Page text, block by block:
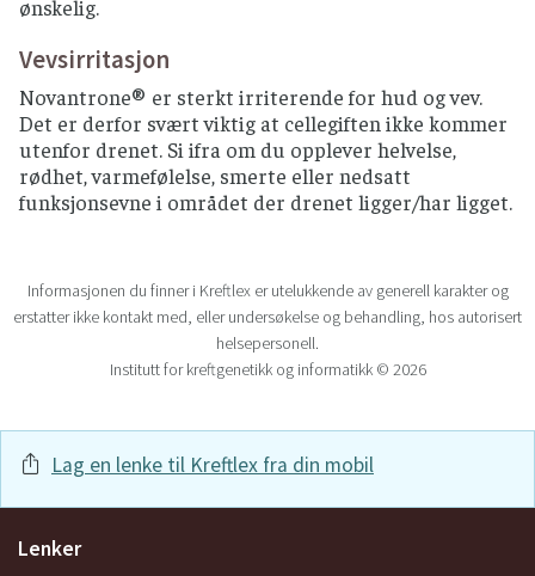
ønskelig.
Vevsirritasjon
Novantrone® er sterkt irriterende for hud og vev.
Det er derfor svært viktig at cellegiften ikke kommer
utenfor drenet. Si ifra om du opplever helvelse,
rødhet, varmefølelse, smerte eller nedsatt
funksjonsevne i området der drenet ligger/har ligget.
Informasjonen du finner i Kreftlex er utelukkende av generell karakter og
erstatter ikke kontakt med, eller undersøkelse og behandling, hos autorisert
helsepersonell.
Institutt for kreftgenetikk og informatikk © 2026
Lag en lenke til Kreftlex fra din mobil
Lenker